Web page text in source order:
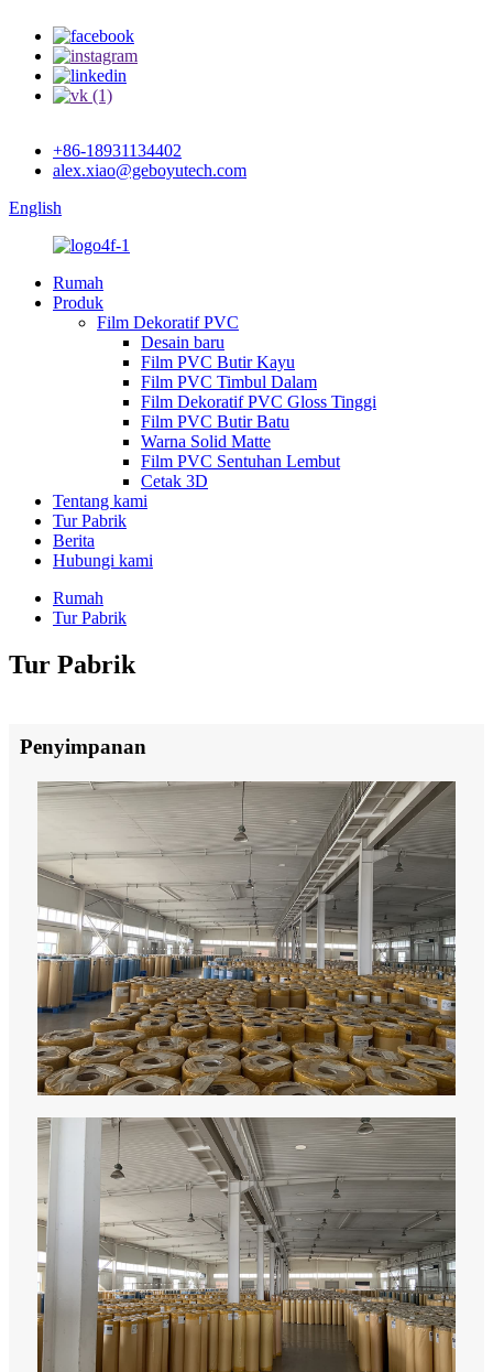
+86-18931134402
alex.xiao@geboyutech.com
English
Rumah
Produk
Film Dekoratif PVC
Desain baru
Film PVC Butir Kayu
Film PVC Timbul Dalam
Film Dekoratif PVC Gloss Tinggi
Film PVC Butir Batu
Warna Solid Matte
Film PVC Sentuhan Lembut
Cetak 3D
Tentang kami
Tur Pabrik
Berita
Hubungi kami
Rumah
Tur Pabrik
Tur Pabrik
Penyimpanan